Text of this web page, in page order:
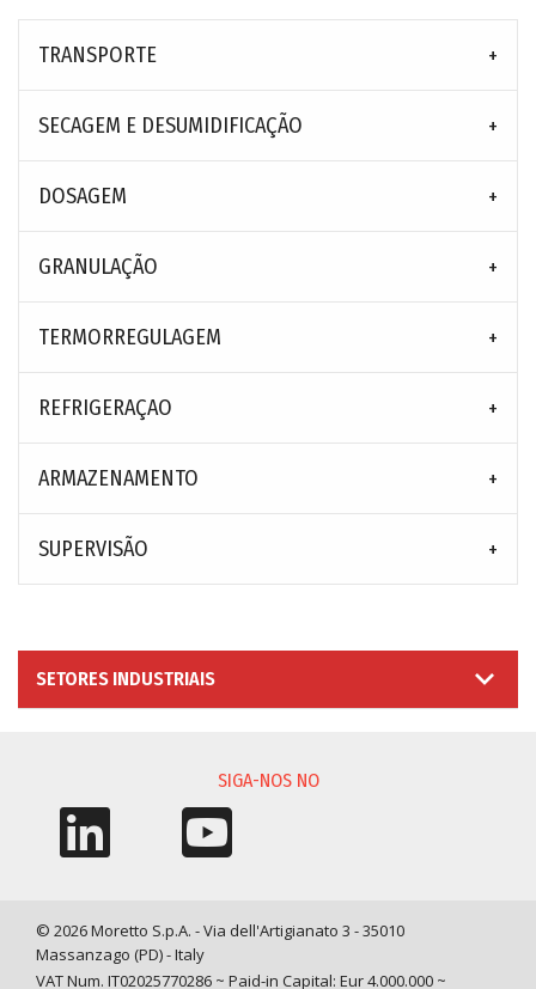
TRANSPORTE
SECAGEM E DESUMIDIFICAÇÃO
DOSAGEM
GRANULAÇÃO
TERMORREGULAGEM
REFRIGERAÇAO
ARMAZENAMENTO
SUPERVISÃO
SETORES INDUSTRIAIS
SIGA-NOS NO
© 2026 Moretto S.p.A. - Via dell'Artigianato 3 - 35010
Massanzago (PD) - Italy
VAT Num. IT02025770286 ~ Paid-in Capital: Eur 4.000.000 ~